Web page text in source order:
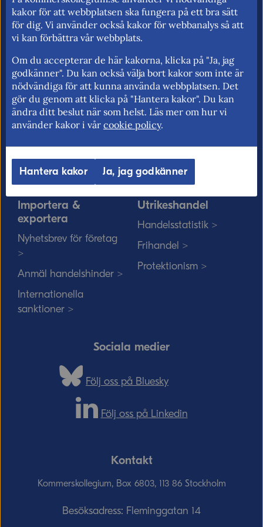
för fri rörlighet på EU:s inre marknad.
Kommerskollegium
Jobba hos oss >
Sök medarbetare >
Vårt uppdrag på
minoritetsspråk och
teckenspråk >
EU-rätten
Utan personnummer i
Sverige >
Solvit löser problem i EU
Myndigheter, kommuner
och EU-rätten >
Importera &
exportera
Nyhetsbrev för företag
>
Anmäl handelshinder >
Internationella
sanktioner >
Utrikeshandel
Handelsstatistik >
Frihandel >
Protektionism >
Sociala medier
Följ oss på Bluesky
Följ oss på Linkedin
Kontakt
Kommerskollegium, Box 6803, 113 86 Stockholm
Besöksadress: Fleminggatan 14
kakor för att webbplatsen ska fungera på ett bra sätt
för dig. Vi använder också kakor för webbanalys så att
vi kan förbättra vår webbplats.
Om du accepterar de här kakorna, klicka på "Ja, jag
godkänner". Du kan också välja bort kakor som inte är
nödvändiga för att kunna använda webbplatsen. Det
gör du genom att klicka på "Hantera kakor". Du kan
ändra ditt beslut när som helst. Läs mer om hur vi
använder kakor i vår cookie policy.
Hantera kakor Ja, jag godkänner